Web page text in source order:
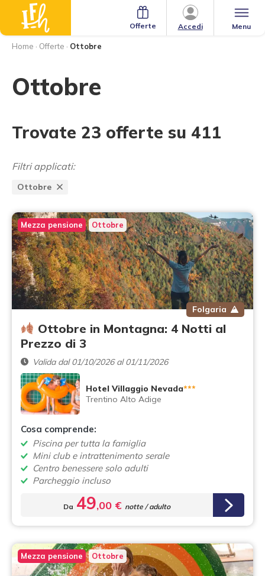
Menu
Accedi
Offerte
Home · Offerte · Ottobre
Ottobre
Trovate 23 offerte su 411
Filtri applicati:
Ottobre
Mezza pensione Ottobre
Folgaria
Ottobre in Montagna: 4 Notti al
Prezzo di 3
Valida dal 01/10/2026 al 01/11/2026
Hotel Villaggio Nevada***
Trentino Alto Adige
Cosa comprende:
Piscina per tutta la famiglia
Mini club e intrattenimento serale
Centro benessere solo adulti
Parcheggio incluso
Da 49,00 € notte / adulto
Mezza pensione Ottobre